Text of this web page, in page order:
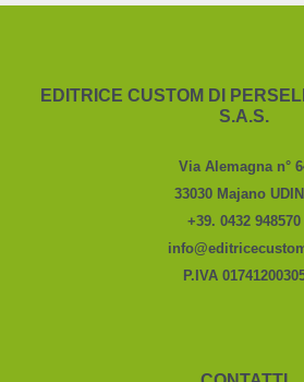
EDITRICE CUSTOM DI
S.A.S.
Via Alemagna n°
33030 Majano
+39. 0432 948570
P.IVA